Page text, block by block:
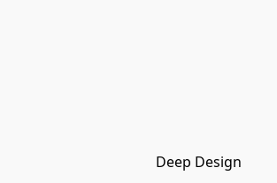
Deep Design